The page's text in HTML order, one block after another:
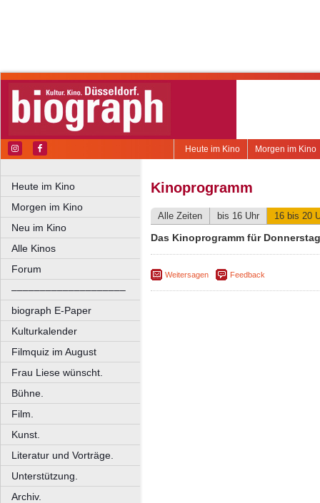
Morgen im Kino
Heute im Kino
Heute im Kino
Morgen im Kino
Neu im Kino
Alle Kinos
Forum
––––––––––––––––––––
biograph E-Paper
Kulturkalender
Filmquiz im August
Frau Liese wünscht.
Bühne.
Film.
Kunst.
Literatur und Vorträge.
Unterstützung.
Archiv.
Kinoprogramm
Alle Zeiten bis 16 Uhr 16 bis 20
Das Kinoprogramm für
Weitersagen Feedback